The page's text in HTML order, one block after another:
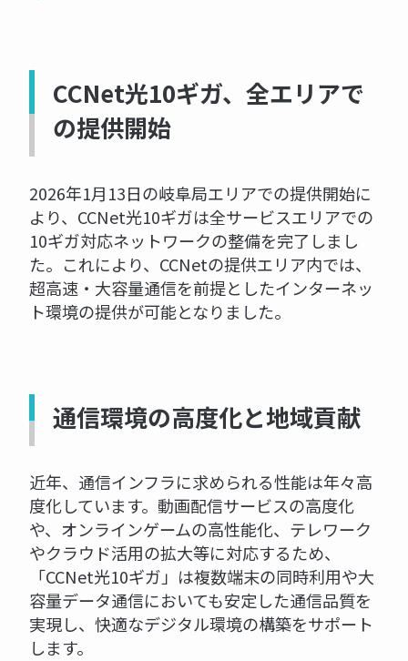
CCNet光10ギガ、全エリアで
の提供開始
2026年1月13日の岐阜局エリアでの提供開始に
より、CCNet光10ギガは全サービスエリアでの
10ギガ対応ネットワークの整備を完了しまし
た。これにより、CCNetの提供エリア内では、
超高速・大容量通信を前提としたインターネッ
ト環境の提供が可能となりました。
通信環境の高度化と地域貢献
近年、通信インフラに求められる性能は年々高
度化しています。動画配信サービスの高度化
や、オンラインゲームの高性能化、テレワーク
やクラウド活用の拡大等に対応するため、
「CCNet光10ギガ」は複数端末の同時利用や大
容量データ通信においても安定した通信品質を
実現し、快適なデジタル環境の構築をサポート
します。